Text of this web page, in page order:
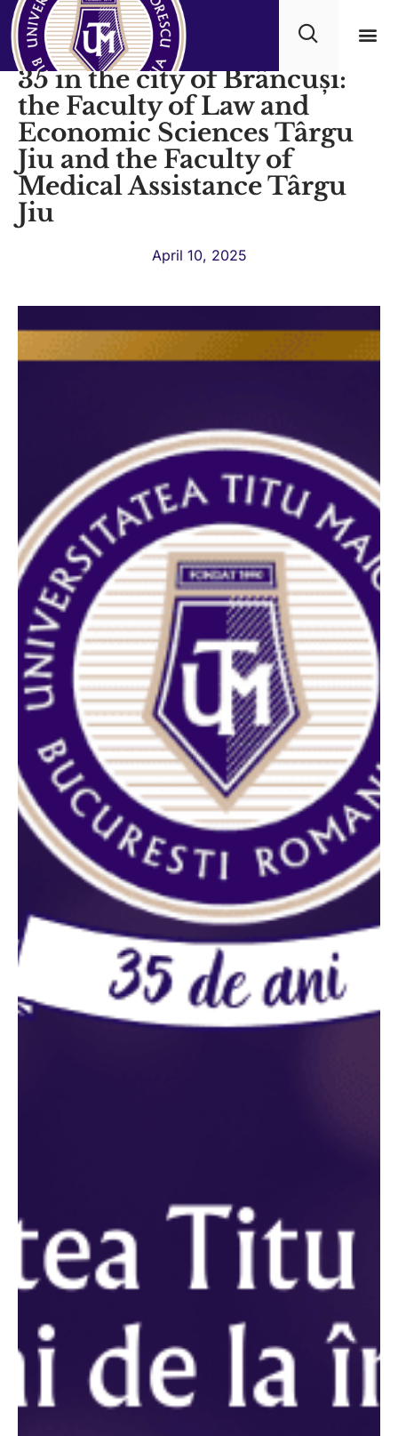
At a festive ceremony, UTM
35 in the city of Brâncuși:
the Faculty of Law and
Economic Sciences Târgu
Jiu and the Faculty of
Medical Assistance Târgu
Jiu
April 10, 2025